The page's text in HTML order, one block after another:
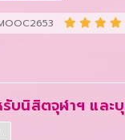
รับนิสิตจุฬาฯ และ